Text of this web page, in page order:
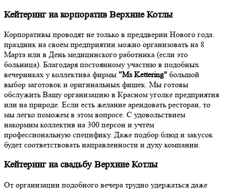
Кейтеринг на корпоратив Верхние Котлы
Корпоративы проводят не только в преддверии Нового года:
праздник на своём предприятии можно организовать на 8
Марта или в День медицинского работника (если это
больница). Благодаря постоянному участию в подобных
вечеринках у коллектива фирмы "Ms Kettering" большой
выбор заготовок и оригинальных фишек. Мы готовы
обслужить Вашу организацию в Красном уголке предприятия
или на природе. Если есть желание арендовать ресторан, то
мы легко поможем в этом вопросе. С удовольствием
накормим коллектив на 300 персон и учтём
профессиональную специфику. Даже подбор блюд и закусок
будет соответствовать направленности и духу компании.
Кейтеринг на свадьбу Верхние Котлы
От организации подобного вечера трудно удержаться даже